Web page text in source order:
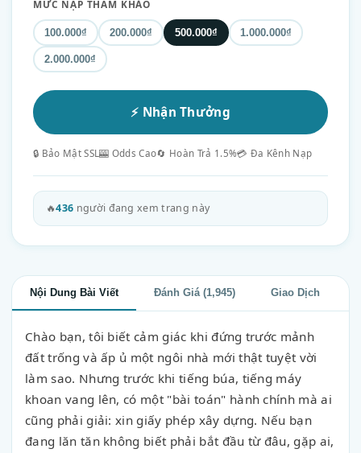
MỨC NẠP THAM KHẢO
100.000₫ 200.000₫ 500.000₫ 1.000.000₫
2.000.000₫
⚡ Nhận Thưởng
🔒 Bảo Mật SSL🎰 Odds Cao🔄 Hoàn Trả 1.5%💳 Đa Kênh Nạp
🔥436 người đang xem trang này
Nội Dung Bài Viết Đánh Giá (1,945) Giao Dịch
Chào bạn, tôi biết cảm giác khi đứng trước mảnh
đất trống và ấp ủ một ngôi nhà mới thật tuyệt vời
làm sao. Nhưng trước khi tiếng búa, tiếng máy
khoan vang lên, có một "bài toán" hành chính mà ai
cũng phải giải: xin giấy phép xây dựng. Nếu bạn
đang lăn tăn không biết phải bắt đầu từ đâu, gặp ai,